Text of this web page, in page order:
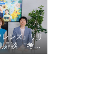
レンズ』リリ
鼎談 “考え
！”を育む教